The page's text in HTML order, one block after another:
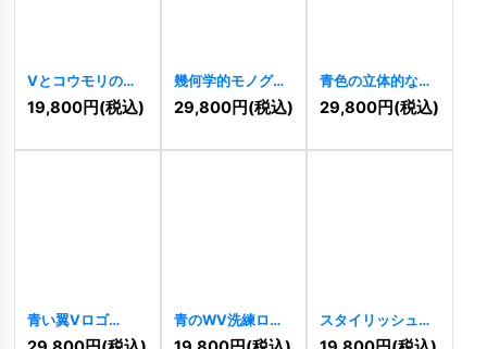
Vとコウモリのシ
ルエットのロゴ
7440
19,800円(税込)
幾何学的モノグラ
ム HV ロゴ
7233]
29,800円(税込)
青色の立体的なM
ロゴ[7120]
29,800円(税込)
青い翼Vロゴ
[7118]
青のWV洗練ロゴ
[6964]
スタイリッシュな
IVロゴ [6895]